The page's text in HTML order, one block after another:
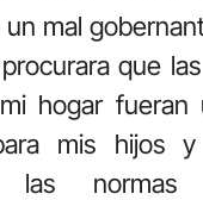
un mal
que
hogar fueran
mis hijos
las